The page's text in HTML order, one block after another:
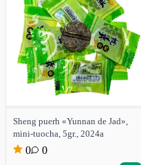
Sheng puerh «Yunnan de Jad»,
mini-tuocha, 5gr., 2024a
0 0